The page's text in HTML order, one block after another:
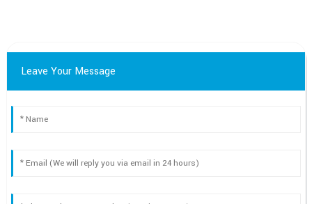
Leave Your Message